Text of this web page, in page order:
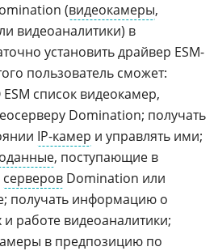
(видеокамеры,
видеоаналитики) в
установить драйвер ESM-
пользователь сможет:
список видеокамер,
Domination; получать
IP-камер и управлять ими;
, поступающие в
серверов Domination или
получать информацию о
работе видеоаналитики;
в предпозицию по